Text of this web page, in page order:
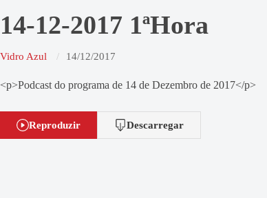
14-12-2017 1ªHora
Vidro Azul 14/12/2017
<p>Podcast do programa de 14 de Dezembro de 2017</p>
Reproduzir Descarregar